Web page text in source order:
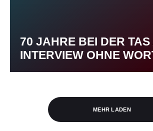
70 JAHRE BEI DER TAS
INTERVIEW OHNE
MEHR LADEN